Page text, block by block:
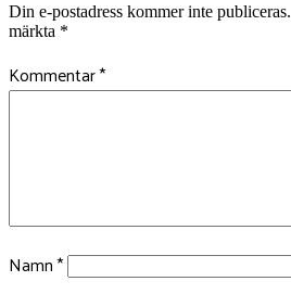
Din e-postadress kommer inte publiceras.
märkta *
Kommentar*
Namn*